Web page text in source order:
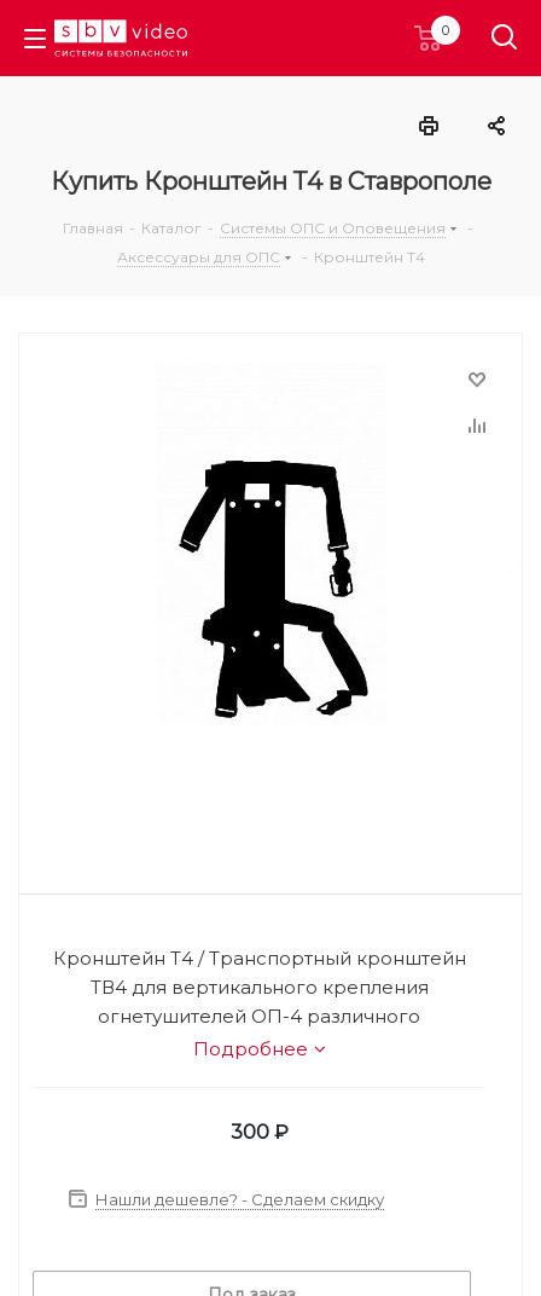
0
Купить Кронштейн Т4 в Ставрополе
Главная - Каталог - Системы ОПС и Оповещения
-
Аксессуары для ОПС
- Кронштейн Т4
Кронштейн Т4 / Транспортный кронштейн
ТВ4 для вертикального крепления
огнетушителей ОП-4 различного
Подробнее
300₽
Нашли дешевле? - Сделаем скидку